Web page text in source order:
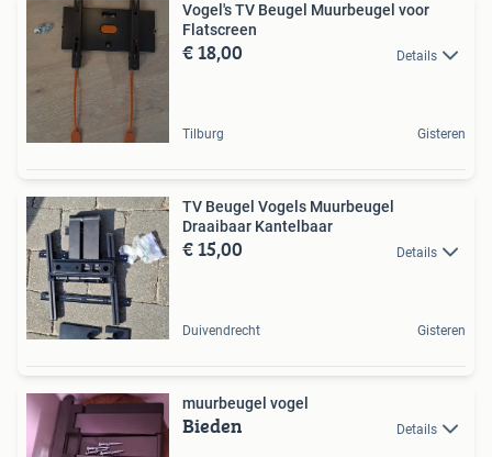
Vogel's TV Beugel Muurbeugel voor
Flatscreen
€ 18,00 Details
Tilburg Gisteren
TV Beugel Vogels Muurbeugel
Draaibaar Kantelbaar
€ 15,00 Details
Duivendrecht Gisteren
muurbeugel vogel
Bieden Details